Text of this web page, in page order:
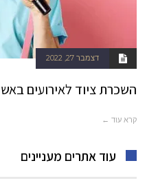
דצמבר 27, 2022
השכרת ציוד לאירועים
קרא עוד ←
עוד אתרים מעניינים